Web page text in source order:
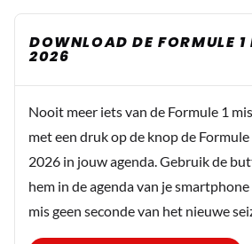
DOWNLOAD DE FORMULE 1
2026
Nooit meer iets van de Formule 1
met een druk op de knop de
2026 in jouw agenda. Gebruik de
hem in de agenda van je
mis geen seconde van het nieuwe